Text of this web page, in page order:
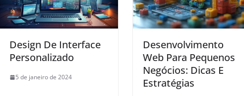
Design De Interface
Personalizado
5 de janeiro de 2024
Desenvolvimento
Web Para Pequenos
Negócios: Dicas E
Estratégias